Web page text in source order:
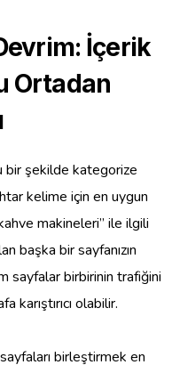
İçerik
Ortadan
bir şekilde kategorize
kelime için en uygun
makineleri” ile ilgili
başka bir sayfanızın
sayfalar birbirinin trafiğini
karıştırıcı olabilir.
birleştirmek en